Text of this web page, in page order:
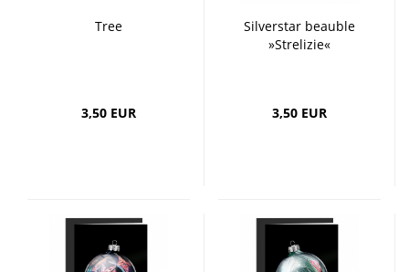
Tree
3,50 EUR
Silverstar beauble
»Strelizie«
3,50 EUR